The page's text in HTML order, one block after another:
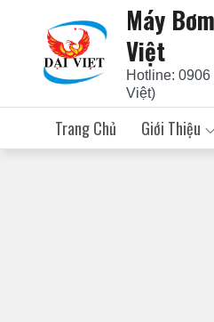
content
Máy
Việt
Hotline:
Việt)
Trang Chủ Giới Thiệu